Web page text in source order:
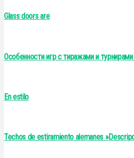
Glass doors are
Особенности игр с тиражами и
En estilo
Techos de estiramiento alemanes